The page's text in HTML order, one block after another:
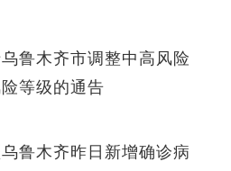
鲁木齐市调整中高风险
险等级的通告
鲁木齐昨日新增确诊病